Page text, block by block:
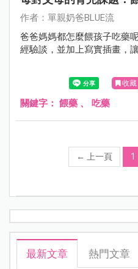
作者：單親奶爸BLUE流
爸爸媽媽都怎麼餵孩子吃藥
經驗談，並加上寫實插畫，
收藏
關鍵字： 餵藥 、 吃藥
← 上一頁 1
最新文章 熱門文章